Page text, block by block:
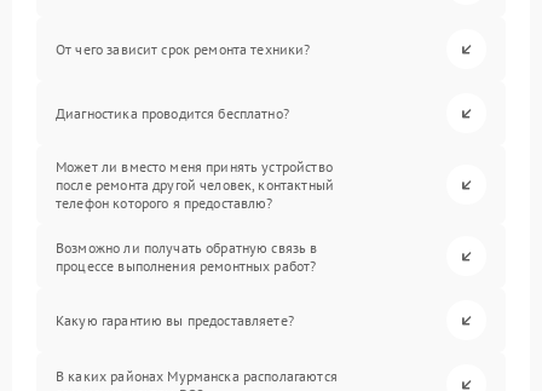
От чего зависит срок ремонта техники?
Диагностика проводится бесплатно?
Может ли вместо меня принять устройство
после ремонта другой человек, контактный
телефон которого я предоставлю?
Возможно ли получать обратную связь в
процессе выполнения ремонтных работ?
Какую гарантию вы предоставляете?
В каких районах Мурманска располагаются